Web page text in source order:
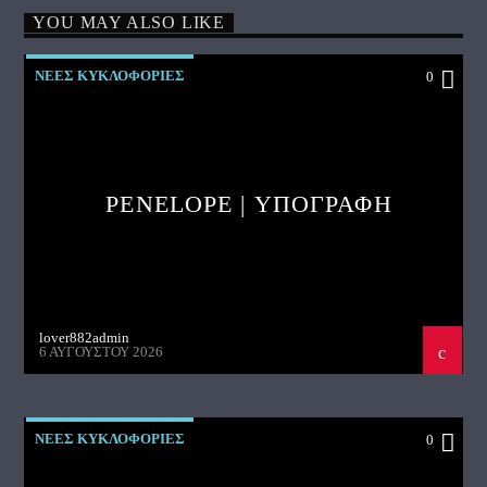
YOU MAY ALSO LIKE
ΝΕΕΣ ΚΥΚΛΟΦΟΡΙΕΣ 0
PENELOPE | ΥΠΟΓΡΑΦΗ
lover882admin
6 ΑΥΓΟΎΣΤΟΥ 2026
ΝΕΕΣ ΚΥΚΛΟΦΟΡΙΕΣ 0